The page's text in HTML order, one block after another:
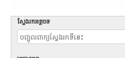
ស្វែងរកអត្ថបទ